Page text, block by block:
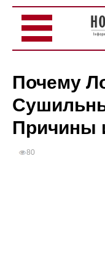
Почему
Причины
80